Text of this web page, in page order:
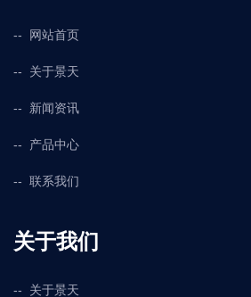
网站首页
关于景天
新闻资讯
产品中心
联系我们
关于我们
关于景天